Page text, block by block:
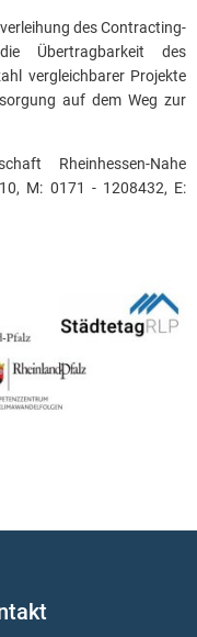
des Contracting-
Übertragbarkeit des
vergleichbarer Projekte
auf dem Weg zur
Rheinhessen-Nahe
M: 0171 - 1208432, E: